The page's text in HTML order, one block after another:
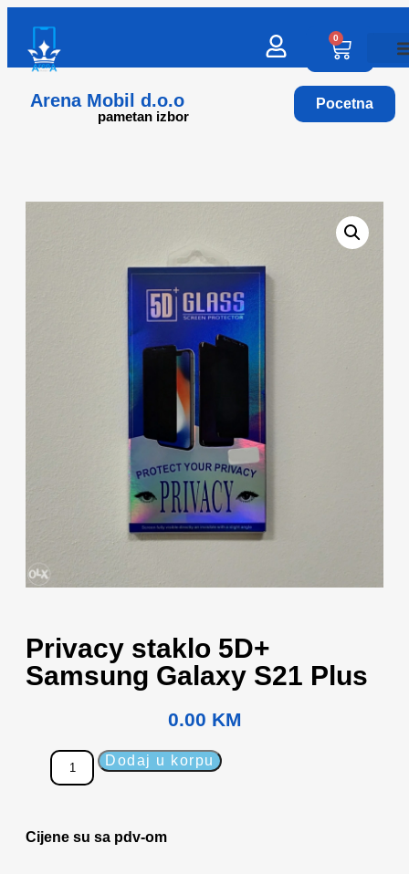
Arena Mobil d.o.o
pametan izbor
0
Pocetna
Privacy staklo 5D+
Samsung Galaxy S21 Plus
0.00 KM
Dodaj u korpu
Cijene su sa pdv-om